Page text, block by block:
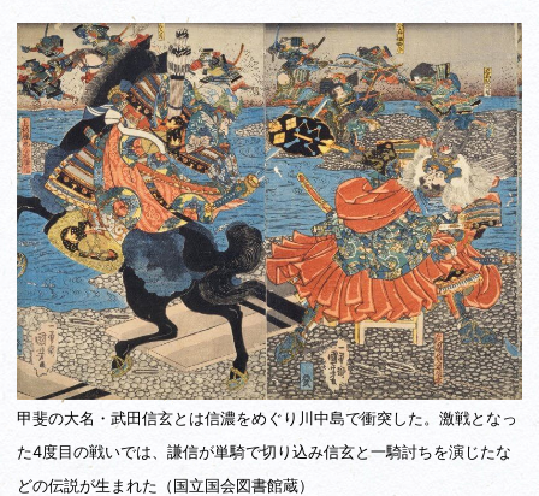
甲斐の大名・武田信玄とは信濃をめぐり川中島で衝突した。激戦となっ
た4度目の戦いでは、謙信が単騎で切り込み信玄と一騎討ちを演じたな
どの伝説が生まれた（国立国会図書館蔵）